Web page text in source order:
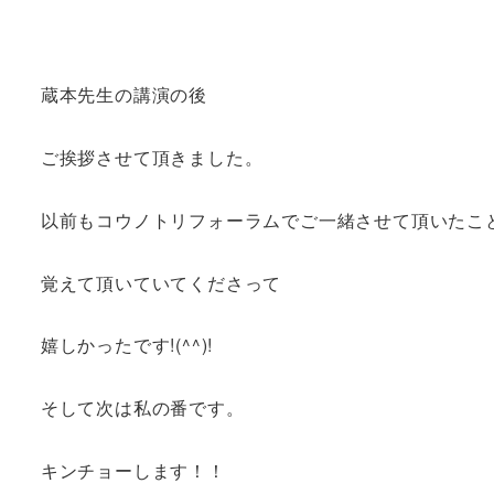
蔵本先生の講演の後
ご挨拶させて頂きました。
以前もコウノトリフォーラムでご一緒させて頂いたこ
覚えて頂いていてくださって
嬉しかったです!(^^)!
そして次は私の番です。
キンチョーします！！